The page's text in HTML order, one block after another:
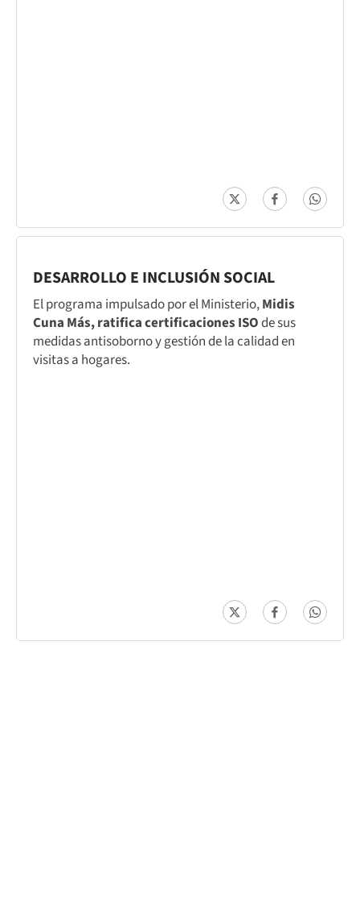
DESARROLLO E INCLUSIÓN SOCIAL
El programa impulsado por el Ministerio,Midis
Cuna Más, ratifica certificaciones ISOde sus
medidas antisoborno y gestión de la calidad en
visitas a hogares.